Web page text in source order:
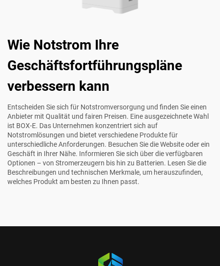
Wie Notstrom Ihre
Geschäftsfortführungspläne
verbessern kann
Entscheiden Sie sich für Notstromversorgung und finden Sie einen
Anbieter mit Qualität und fairen Preisen. Eine ausgezeichnete Wahl
ist BOX-E. Das Unternehmen konzentriert sich auf
Notstromlösungen und bietet verschiedene Produkte für
unterschiedliche Anforderungen. Besuchen Sie die Website oder ein
Geschäft in Ihrer Nähe. Informieren Sie sich über die verfügbaren
Optionen – von Stromerzeugern bis hin zu Batterien. Lesen Sie die
Beschreibungen und technischen Merkmale, um herauszufinden,
welches Produkt am besten zu Ihnen passt.